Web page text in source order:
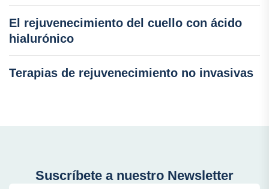
El rejuvenecimiento del cuello con ácido
hialurónico
Terapias de rejuvenecimiento no invasivas
Suscríbete a nuestro Newsletter